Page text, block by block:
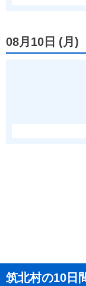
08月10日 (月 )
筑北村の10日